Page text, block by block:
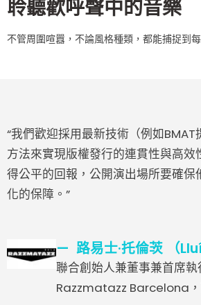
聆聽歡呼聲中的音樂
不管周圍喧囂，不論風格種類，都能捕捉到每
“我們歡迎採用最新技術（例如
方法來實現版權發行的連貫性與高效
得公平的回報，公開演出場所要確保
化的保障。”
路易士·托倫茨 （
聯合創始人兼董事兼首席
Razzmatazz Barcelona